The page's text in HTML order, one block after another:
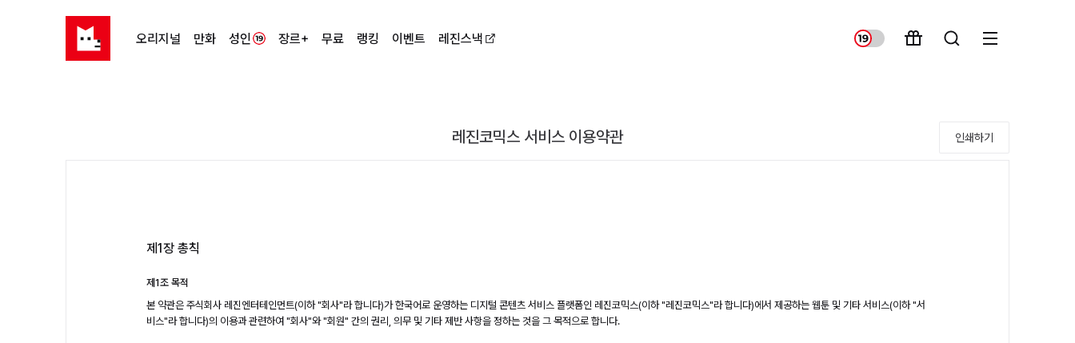
오리지널 만화 성인 장르+ 무료 랭킹 이벤트 레진스낵
인쇄하기
레진코믹스 서비스 이용약관
제1장 총칙
제1조 목적
본 약관은 주식회사 레진엔터테인먼트(이하 "회사"라 합니다)가 한국어로 운영하는 디지털 콘텐츠 서비스 플랫폼인 레진코믹스(이하 "레진코믹스"라 합니다)에서 제공하는 웹툰 및 기타 서비스(이하 "서
비스"라 합니다)의 이용과 관련하여 "회사"와 "회원" 간의 권리, 의무 및 기타 제반 사항을 정하는 것을 그 목적으로 합니다.